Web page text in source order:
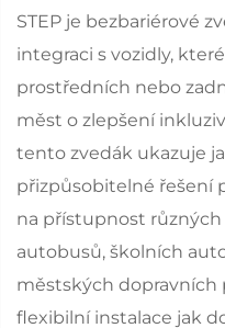
STEP je bezbariérové
integraci s vozidly,
prostředních nebo
měst o zlepšení
tento zvedák ukazuje
přizpůsobitelné řešení
na přístupnost
autobusů, školních
městských dopravních
flexibilní instalace jak